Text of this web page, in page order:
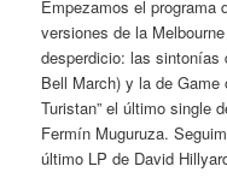
Empezamos el programa
versiones de la
desperdicio: las sintonías
Bell March) y la de
Turistan” el último single
Fermín Muguruza.
último LP de David